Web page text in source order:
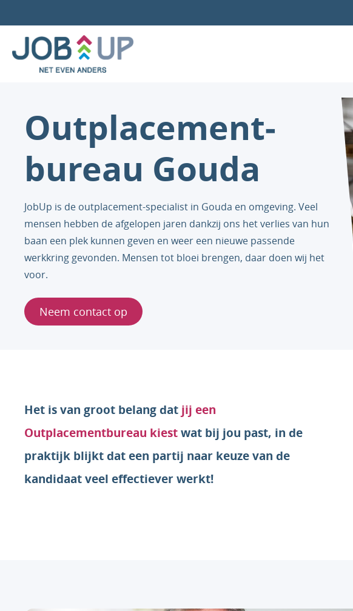
Outplacement­
bureau Gouda
JobUp is de outplacement-specialist in Gouda en omgeving. Veel
mensen hebben de afgelopen jaren dankzij ons het verlies van hun
baan een plek kunnen geven en weer een nieuwe passende
werkkring gevonden. Mensen tot bloei brengen, daar doen wij het
voor.
Neem contact op
Het is van groot belang dat jij een
Outplacementbureau kiestwat bij jou past, in de
praktijk blijkt dat een partij naar keuze van de
kandidaat veel effectiever werkt!